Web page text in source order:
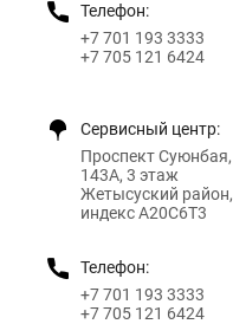
Телефон:
+7 701 193 3333
+7 705 121 6424
Сервисный центр:
Проспект Суюнбая,
143А, 3 этаж
Жетысуский район,
индекс A20C6T3
Телефон:
+7 701 193 3333
+7 705 121 6424